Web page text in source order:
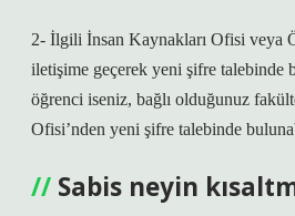
2- İlgili İnsan Kaynakları Ofisi veya
iletişime geçerek yeni şifre talebinde
öğrenci iseniz, bağlı olduğunuz
Ofisi’nden yeni şifre talebinde
Sabis neyin